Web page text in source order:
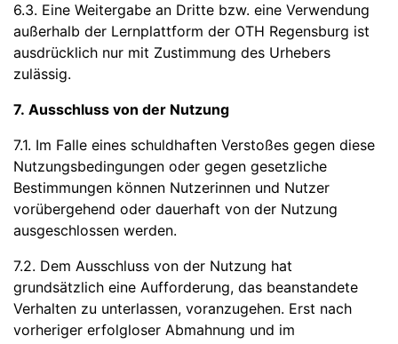
6.3. Eine Weitergabe an Dritte bzw. eine Verwendung
außerhalb der Lernplattform der OTH Regensburg ist
ausdrücklich nur mit Zustimmung des Urhebers
zulässig.
7. Ausschluss von der Nutzung
7.1. Im Falle eines schuldhaften Verstoßes gegen diese
Nutzungsbedingungen oder gegen gesetzliche
Bestimmungen können Nutzerinnen und Nutzer
vorübergehend oder dauerhaft von der Nutzung
ausgeschlossen werden.
7.2. Dem Ausschluss von der Nutzung hat
grundsätzlich eine Aufforderung, das beanstandete
Verhalten zu unterlassen, voranzugehen. Erst nach
vorheriger erfolgloser Abmahnung und im